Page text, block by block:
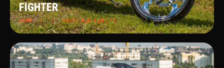
FIGHTER
ЛОНГ-ЧОППЕР · КАСТОМ ДЛЯ ДВОИХ